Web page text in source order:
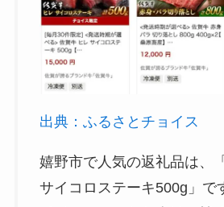
出典：ふるさとチョイス
嬉野市で人気の返礼品は、
サイコロステーキ500g」で